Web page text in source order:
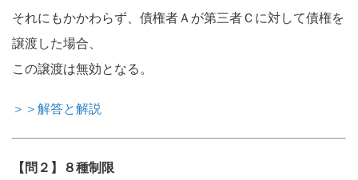
それにもかかわらず、債権者Ａが第三者Ｃに対して債権を
譲渡した場合、
この譲渡は無効となる。
＞＞解答と解説
【問２】８種制限